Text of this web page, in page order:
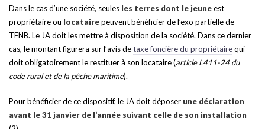
Dans le cas d’une société, seules les terres dont le jeuneest
propriétaire ou locatairepeuvent bénéficier de l’exo partielle de
TFNB. Le JA doit les mettre à disposition de la société. Dans ce dernier
cas, le montant figurera sur l’avis detaxe foncière du propriétairequi
doit obligatoirement le restituer à son locataire (article L411-24 du
code rural et de la pêche maritime).
Pour bénéficier de ce dispositif, le JA doit déposer une déclaration
avant le 31 janvier de l’année suivant celle de son installation